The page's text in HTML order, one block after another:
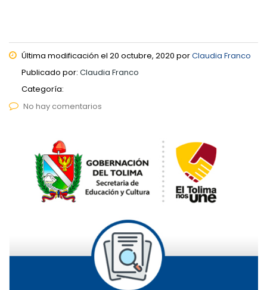
Última modificación el 20 octubre, 2020 porClaudia Franco
Publicado por: Claudia Franco
Categoría:
No hay comentarios